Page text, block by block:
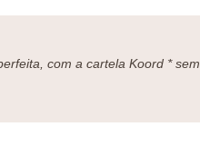
com a cartela Koord * sem